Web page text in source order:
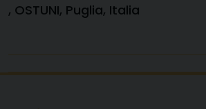
, OSTUNI, Puglia, Italia